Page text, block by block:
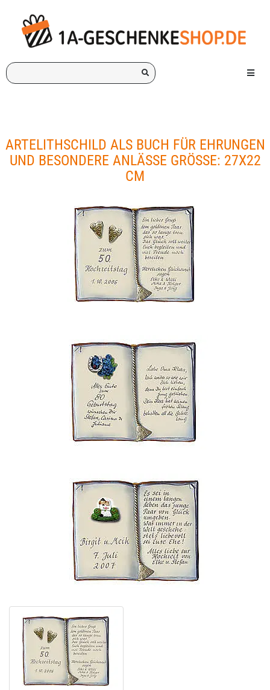
Ich
suche
Menü
ARTELITHSCHILD ALS BUCH FÜR EHRUNGEN
UND BESONDERE ANLÄSSE GRÖSSE: 27X22 C
M